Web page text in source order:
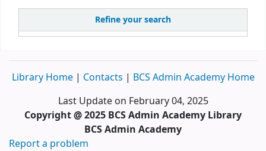
Refine your search
Library Home | Contacts | BCS Admin Academy Home
Last Update on February 04, 2025
Copyright @ 2025 BCS Admin Academy Library
BCS Admin Academy
Report a problem